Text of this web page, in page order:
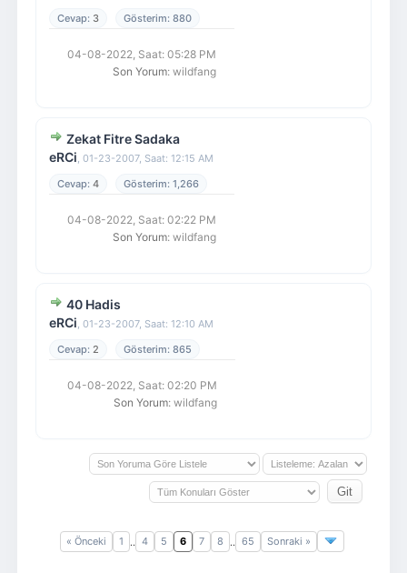
3
880
04-08-2022, Saat: 05:28 PM
Son Yorum: wildfang
Zekat Fitre Sadaka
eRCi, 01-23-2007, Saat: 12:15 AM
4
1,266
04-08-2022, Saat: 02:22 PM
Son Yorum: wildfang
40 Hadis
eRCi, 01-23-2007, Saat: 12:10 AM
2
865
04-08-2022, Saat: 02:20 PM
Son Yorum: wildfang
« Önceki 1 .. 4 5 6 7 8 .. 65 Sonraki »